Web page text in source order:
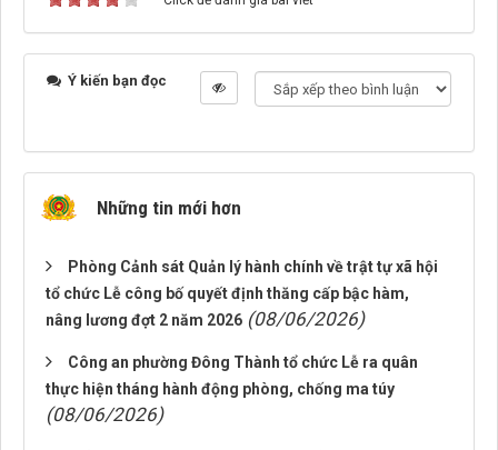
Ý kiến bạn đọc
Những tin mới hơn
Phòng Cảnh sát Quản lý hành chính về trật tự xã hội
tổ chức Lễ công bố quyết định thăng cấp bậc hàm,
nâng lương đợt 2 năm 2026 (08/06/2026)
Công an phường Đông Thành tổ chức Lễ ra quân
thực hiện tháng hành động phòng, chống ma túy
(08/06/2026)